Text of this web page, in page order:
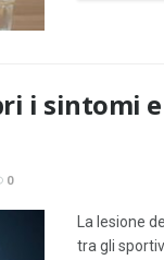
i sintomi
0
La lesione
tra gli